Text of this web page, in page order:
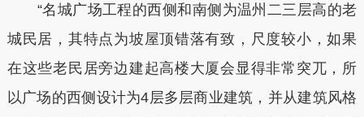
“名城广场工程的西侧和南侧为温州二三层高的老
城民居，其特点为坡屋顶错落有致，尺度较小，如果
在这些老民居旁边建起高楼大厦会显得非常突兀，所
以广场的西侧设计为4层多层商业建筑，并从建筑风格